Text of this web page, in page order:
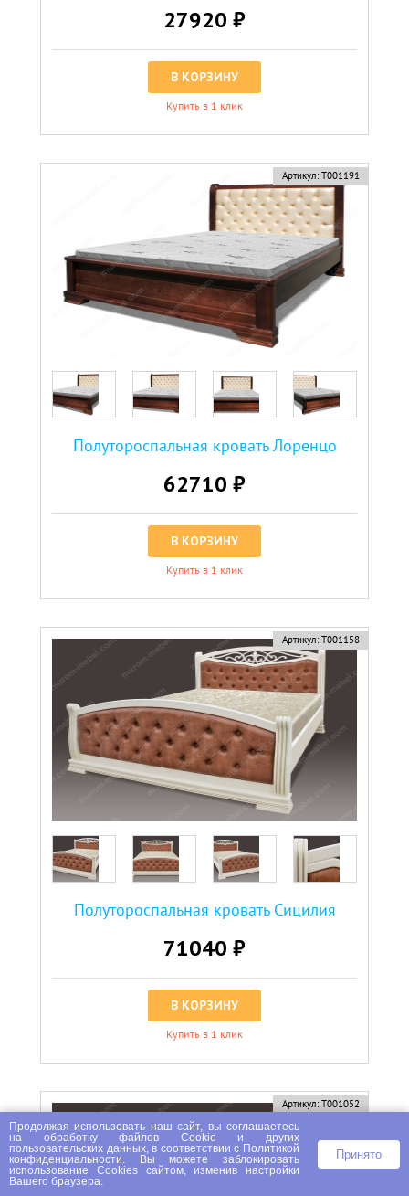
27920 ₽
В КОРЗИНУ
Купить в 1 клик
Артикул: Т001191
Полутороспальная кровать Лоренцо
62710 ₽
В КОРЗИНУ
Купить в 1 клик
Артикул: Т001158
Полутороспальная кровать Сицилия
71040 ₽
В КОРЗИНУ
Купить в 1 клик
Артикул: Т001052
Продолжая использовать наш сайт, вы соглашаетесь
на обработку файлов Сookie и других
пользовательских данных, в соответствии с Политикой
конфиденциальности . Вы можете заблокировать
использование Cookies сайтом, изменив настройки
Вашего браузера.
Принято